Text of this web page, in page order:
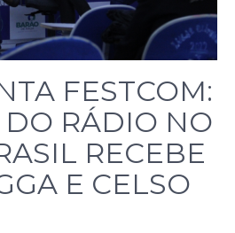
FESTCOM:
RÁDIO NO
RECEBE
E CELSO